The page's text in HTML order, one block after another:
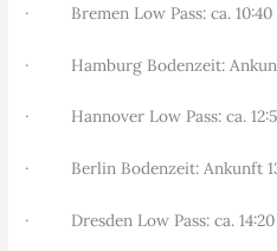
· Bremen Low Pass: ca. 10:40
· Hamburg Bodenzeit: Ankunft
· Hannover Low Pass: ca.
· Berlin Bodenzeit: Ankunft
· Dresden Low Pass: ca.